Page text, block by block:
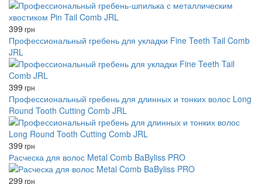
399 грн
Профессиональный гребень для укладки Fine Teeth Tail Comb
JRL
399 грн
Профессиональный гребень для длинных и тонких волос Long
Round Tooth Cutting Comb JRL
399 грн
Расческа для волос Metal Comb BaByliss PRO
299 грн